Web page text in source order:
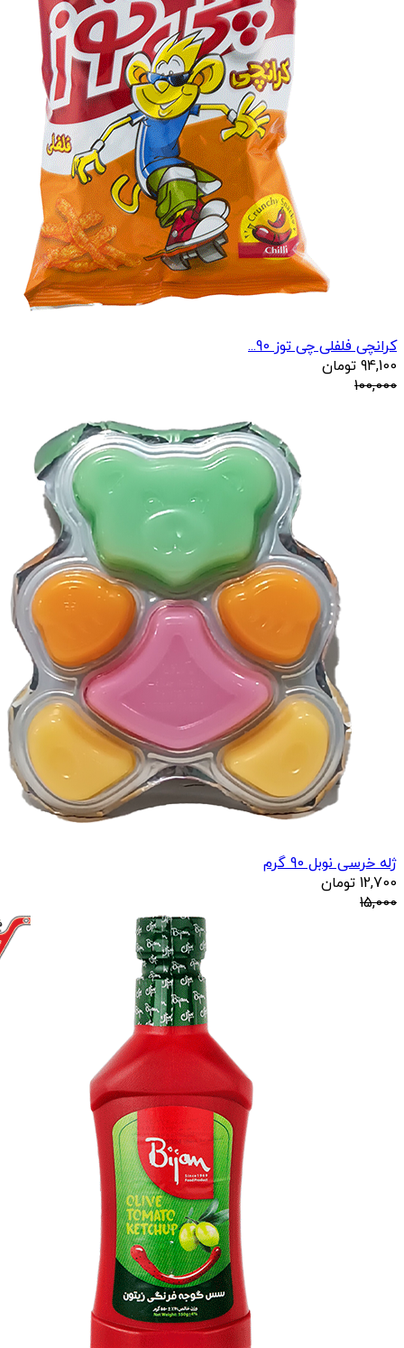
کرانچی فلفلی چی توز 90...
94,100 تومان
100,000
ژله خرسی نوبل 90 گرم
12,700 تومان
15,000